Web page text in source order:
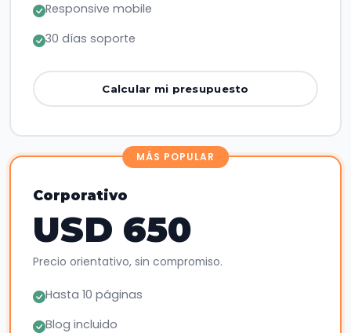
Responsive mobile
30 días soporte
Calcular mi presupuesto
MÁS POPULAR
Corporativo
USD 650
Precio orientativo, sin compromiso.
Hasta 10 páginas
Blog incluido